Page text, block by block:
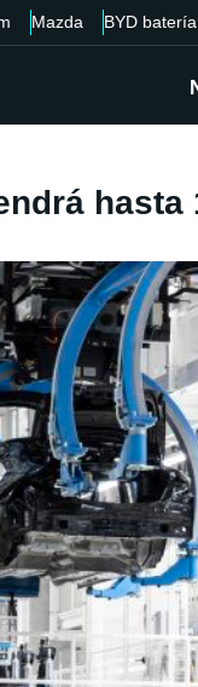
Mazda BYD batería